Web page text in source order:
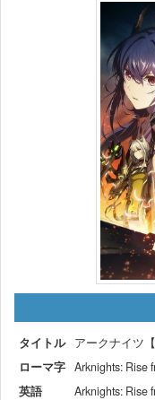
タイトル
アークナイツ
ローマ字 Arknights: Rise
英語
Arknights: Rise